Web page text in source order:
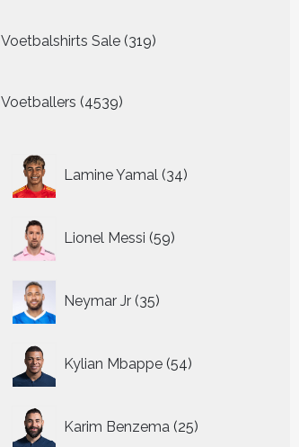
Voetbalshirts Sale 319
319
producten
Voetballers 4539
producten
Lamine Yamal 34
producten
Lionel Messi 59
producten
Neymar Jr 35
producten
Kylian Mbappe 54
producten
Karim Benzema 25
producten